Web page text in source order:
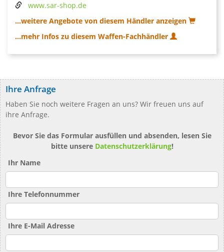
www.sar-shop.de
...weitere Angebote von diesem Händler anzeigen
...mehr Infos zu diesem Waffen-Fachhändler
Ihre Anfrage
Haben Sie noch weitere Fragen an uns? Wir freuen uns auf
ihre Anfrage.
Bevor Sie das Formular ausfüllen und absenden, lesen Sie
bitte unsere Datenschutzerklärung!
Ihr Name
Ihre Telefonnummer
Ihre E-Mail Adresse